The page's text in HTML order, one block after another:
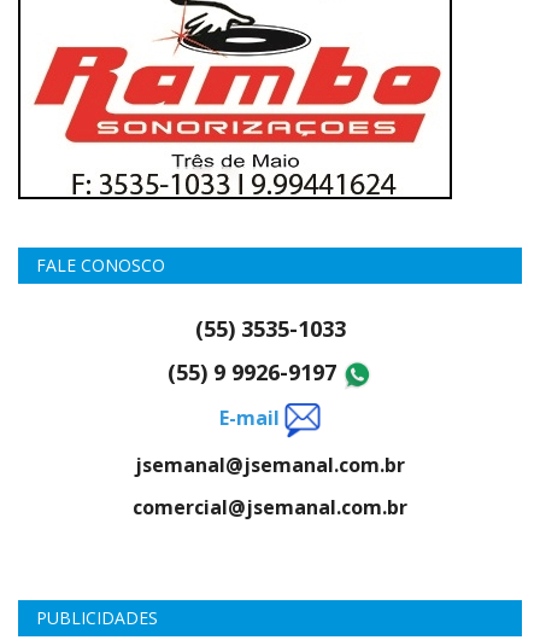
FALE CONOSCO
(55) 3535-1033
(55) 9 9926-9197
E-mail
jsemanal@jsemanal.com.br
comercial@jsemanal.com.br
PUBLICIDADES